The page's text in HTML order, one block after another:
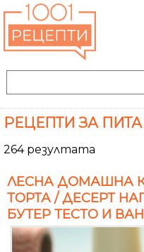
РЕЦЕПТИ ЗА ПИТА
264 резултата
ЛЕСНА ДОМАШНА
ТОРТА / ДЕСЕРТ
БУТЕР ТЕСТО И